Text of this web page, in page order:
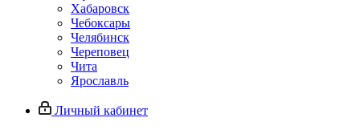
Хабаровск
Чебоксары
Челябинск
Череповец
Чита
Ярославль
Личный кабинет